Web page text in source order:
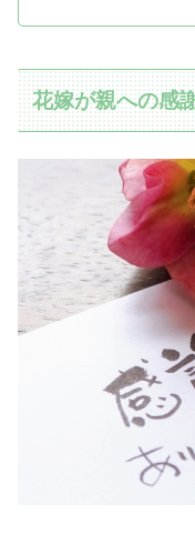
花嫁が親への感